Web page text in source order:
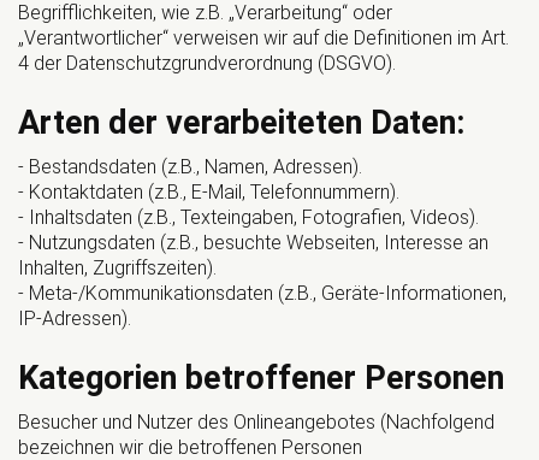
Begrifflichkeiten, wie z.B. „Verarbeitung“ oder
„Verantwortlicher“ verweisen wir auf die Definitionen im Art.
4 der Datenschutzgrundverordnung (DSGVO).
Arten der verarbeiteten Daten:
- Bestandsdaten (z.B., Namen, Adressen).
- Kontaktdaten (z.B., E-Mail, Telefonnummern).
- Inhaltsdaten (z.B., Texteingaben, Fotografien, Videos).
- Nutzungsdaten (z.B., besuchte Webseiten, Interesse an
Inhalten, Zugriffszeiten).
- Meta-/Kommunikationsdaten (z.B., Geräte-Informationen,
IP-Adressen).
Kategorien betroffener Personen
Besucher und Nutzer des Onlineangebotes (Nachfolgend
bezeichnen wir die betroffenen Personen